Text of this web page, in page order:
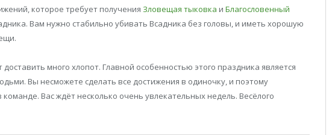
которое требует получения Зловещая тыковка и Благословенный
Вам нужно стабильно убивать Всадника без головы, и иметь хорошую
много хлопот. Главной особенностью этого праздника является
Вы несможете сделать все достижения в одиночку, и поэтому
команде. Вас ждёт несколько очень увлекательных недель. Весёлого